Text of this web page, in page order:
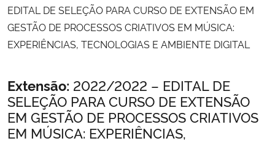
Ministério da Economia
Ministério da Agricultura, Pecuária e Abastecimento
Ministério da Educação
EDITAL DE SELEÇÃO PARA CURSO DE EXTENSÃO EM
GESTÃO DE PROCESSOS CRIATIVOS EM MÚSICA:
EXPERIÊNCIAS, TECNOLOGIAS E AMBIENTE DIGITAL
Início do conteúdo
Extensão: 2022/2022 – EDITAL DE
SELEÇÃO PARA CURSO DE EXTENSÃO
EM GESTÃO DE PROCESSOS CRIATIVOS
EM MÚSICA: EXPERIÊNCIAS,